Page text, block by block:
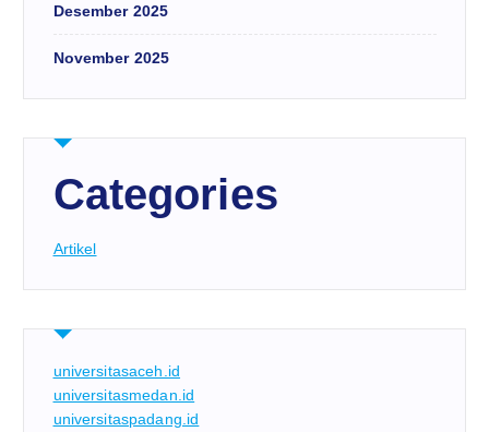
Desember 2025
November 2025
Categories
Artikel
universitasaceh.id
universitasmedan.id
universitaspadang.id